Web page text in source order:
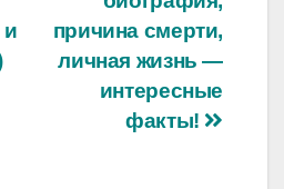
причина смерти,
личная жизнь —
интересные
факты!
и